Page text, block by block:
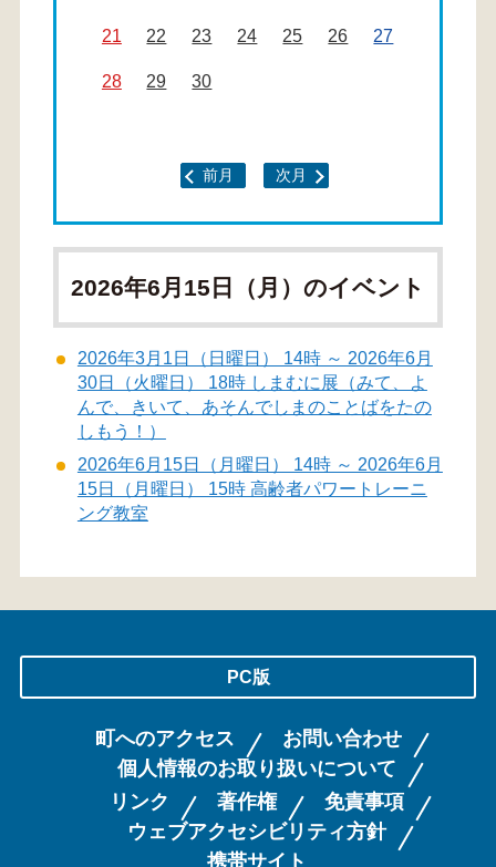
21 22 23 24 25 26 27
28 29 30
前月 次月
2026年6月15日（月）のイベント
2026年3月1日（日曜日） 14時 ～ 2026年6月
30日（火曜日） 18時 しまむに展（みて、よ
んで、きいて、あそんでしまのことばをたの
しもう！）
2026年6月15日（月曜日） 14時 ～ 2026年6月
15日（月曜日） 15時 高齢者パワートレーニ
ング教室
PC版
町へのアクセス
お問い合わせ
個人情報のお取り扱いについて
リンク
著作権
免責事項
ウェブアクセシビリティ方針
携帯サイト